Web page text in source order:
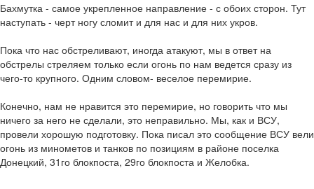
Бахмутка - самое укрепленное направление - с обоих сторон. Тут
наступать - черт ногу сломит и для нас и для них укров.
Пока что нас обстреливают, иногда атакуют, мы в ответ на
обстрелы стреляем только если огонь по нам ведется сразу из
чего-то крупного. Одним словом- веселое перемирие.
Конечно, нам не нравится это перемирие, но говорить что мы
ничего за него не сделали, это неправильно. Мы, как и ВСУ,
провели хорошую подготовку. Пока писал это сообщение ВСУ вели
огонь из минометов и танков по позициям в районе поселка
Донецкий, 31го блокпоста, 29го блокпоста и Желобка.